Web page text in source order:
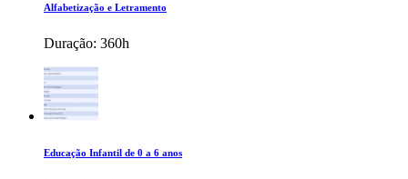
Alfabetização e Letramento
Duração: 360h
Educação Infantil de 0 a 6 anos